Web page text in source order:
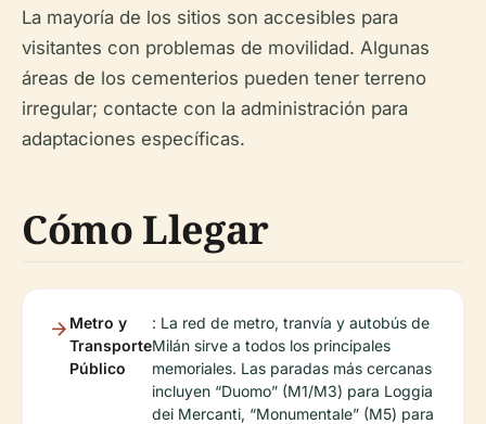
La mayoría de los sitios son accesibles para
visitantes con problemas de movilidad. Algunas
áreas de los cementerios pueden tener terreno
irregular; contacte con la administración para
adaptaciones específicas.
Cómo Llegar
Metro y
Transporte
Público
: La red de metro, tranvía y autobús de
Milán sirve a todos los principales
memoriales. Las paradas más cercanas
incluyen “Duomo” (M1/M3) para Loggia
dei Mercanti, “Monumentale” (M5) para